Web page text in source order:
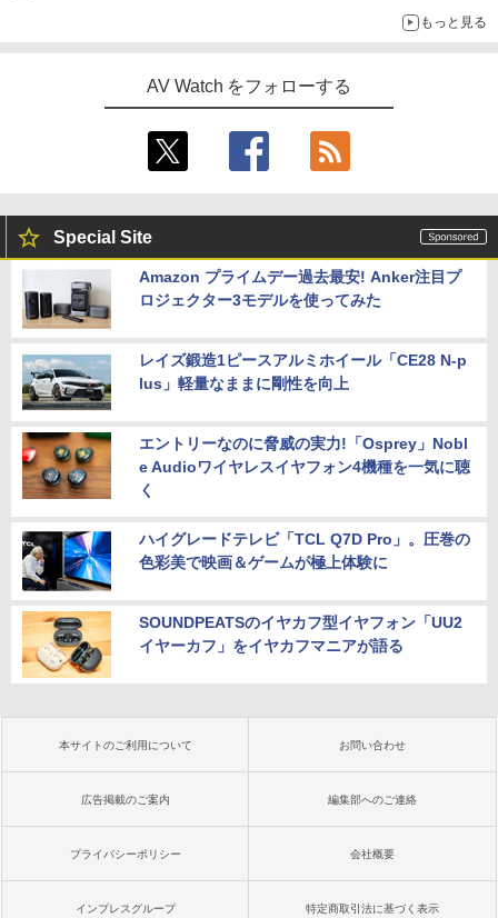
もっと見る
AV Watch をフォローする
Special Site
Amazon プライムデー過去最安! Anker注目プ
ロジェクター3モデルを使ってみた
レイズ鍛造1ピースアルミホイール「CE28 N-p
lus」軽量なままに剛性を向上
エントリーなのに脅威の実力!「Osprey」Nobl
e Audioワイヤレスイヤフォン4機種を一気に聴
く
ハイグレードテレビ「TCL Q7D Pro」。圧巻の
色彩美で映画＆ゲームが極上体験に
SOUNDPEATSのイヤカフ型イヤフォン「UU2
イヤーカフ」をイヤカフマニアが語る
本サイトのご利用について お問い合わせ
広告掲載のご案内 編集部へのご連絡
プライバシーポリシー 会社概要
インプレスグループ 特定商取引法に基づく表示